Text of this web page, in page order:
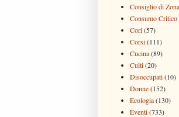
Consiglio di
Consumo Critico
Cori(57)
Corsi(111)
Cucina(89)
Culti(20)
Disoccupati(10)
Donne(152)
Ecologia(130)
Eventi(733)